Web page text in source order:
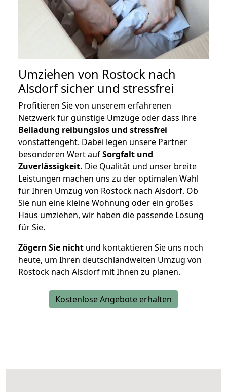
Umziehen von Rostock nach
Alsdorfsicher und stressfrei
Profitieren Sie von unserem erfahrenen
Netzwerk für günstige Umzüge oder dass ihre
Beiladung reibungslos und stressfrei
vonstattengeht. Dabei legen unsere Partner
besonderen Wert aufSorgfalt und
Zuverlässigkeit. Die Qualität und unser breite
Leistungen machen uns zu der optimalen Wahl
für Ihren Umzug von Rostock nach Alsdorf. Ob
Sie nun eine kleine Wohnung oder ein großes
Haus umziehen, wir haben die passende Lösung
für Sie.
Zögern Sie nicht und kontaktieren Sie uns noch
heute, um Ihren deutschlandweiten Umzug von
Rostock nach Alsdorf mit Ihnen zu planen.
Kostenlose Angebote erhalten